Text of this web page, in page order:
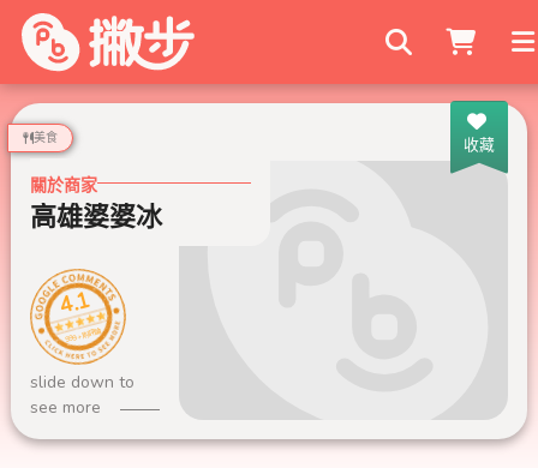
搜尋商家
收藏
美食
關於商家
高雄婆婆冰
4.1
999+ 則評論
slide down to
see more